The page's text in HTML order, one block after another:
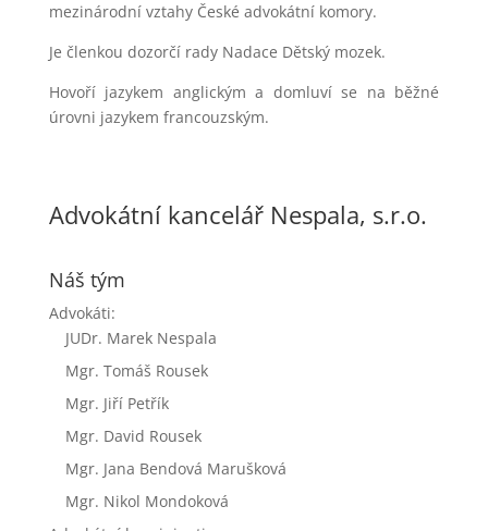
mezinárodní vztahy České advokátní komory.
Je členkou dozorčí rady Nadace Dětský mozek.
Hovoří jazykem anglickým a domluví se na běžné
úrovni jazykem francouzským.
Advokátní kancelář Nespala, s.r.o.
Náš tým
Advokáti:
JUDr. Marek Nespala
Mgr. Tomáš Rousek
Mgr. Jiří Petřík
Mgr. David Rousek
Mgr. Jana Bendová Marušková
Mgr. Nikol Mondoková